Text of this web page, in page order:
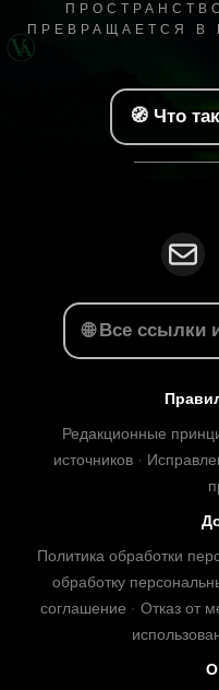
ПРЕВРАЩАЕТСЯ В
🧭 Что
🌐 Все ссылки
Редакционные
источников ·
Политика обработки
обработку
соглашение · Отказ от
О